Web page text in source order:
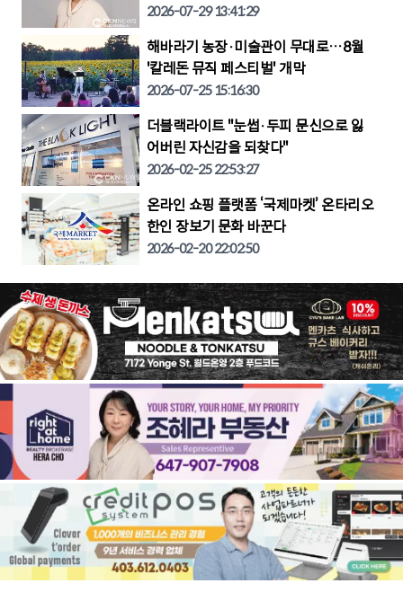
2026-07-29 13:41:29
해바라기 농장·미술관이 무대로…8월
'칼레돈 뮤직 페스티벌' 개막
2026-07-25 15:16:30
더블랙라이트 "눈썹·두피 문신으로 잃
어버린 자신감을 되찾다"
2026-02-25 22:53:27
온라인 쇼핑 플랫폼 ‘국제마켓’ 온타리오
한인 장보기 문화 바꾼다
2026-02-20 22:02:50